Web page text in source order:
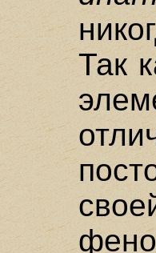
Так